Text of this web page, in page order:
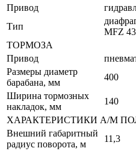
Привод
Тип
MFZ
ТОРМОЗА
Привод
Размеры диаметр
барабана, мм
400
Ширина тормозных
накладок, мм
140
ХАРАКТЕРИСТИКИ А/М
Внешний габаритный
радиус поворота, м
11,3